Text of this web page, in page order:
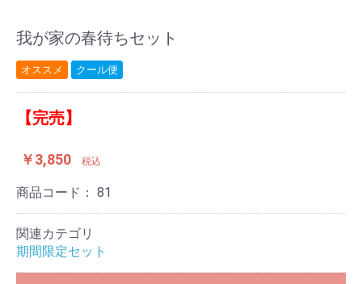
我が家の春待ちセット
オススメ クール便
【完売】
￥3,850 税込
商品コード： 81
関連カテゴリ
期間限定セット